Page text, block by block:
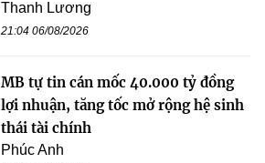
Thanh Lương
21:04 06/08/2026
MB tự tin cán mốc 40.000 tỷ đồng
lợi nhuận, tăng tốc mở rộng hệ sinh
thái tài chính
Phúc Anh